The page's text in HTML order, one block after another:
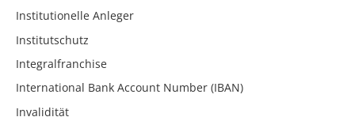
Institutionelle Anleger
Institutschutz
Integralfranchise
International Bank Account Number (IBAN)
Invalidität